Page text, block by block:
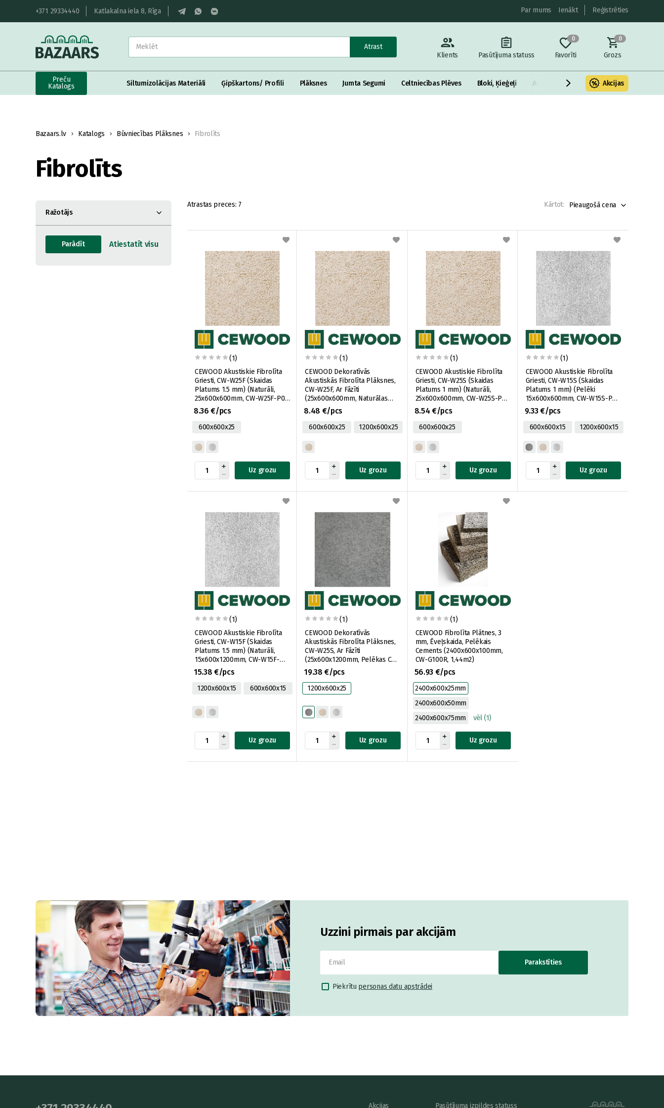
+371 29334440 Katlakalna iela 8, Rīga Par mums Ienākt Reģistrēties
Atrast
Klients
Pasūtījuma statuss
0
Favorīti
0
Grozs
Preču
Katalogs
Siltumizolācijas Materiāli Ģipškartons/ Profili Plāksnes Jumta Segumi Celtniecības Plēves Bloki, Ķieģeļi Armatūra un metāls Fasādes
Akcijas
Bazaars.lv Katalogs Būvniecības Plāksnes Fibrolīts
Fibrolīts
Ražotājs
Atrastas preces: 7 Kārtot: Pieaugošā cena
(1)
CEWOOD Akustiskie Fibrolīta
Griesti, CW-W25F (Skaidas
Platums 1.5 mm) (Naturāli,
25x600x600mm, CW-W25F-P0-
595x595-N, 0,36m2)
8.36 €/pcs
600x600x25
Uz grozu
(1)
CEWOOD Dekoratīvās
Akustiskās Fibrolīta Plāksnes,
CW-W25F, Ar Fāzīti
(25x600x600mm, Naturālas
CW-W25F-P5-600X600-N,
0,36m2)
8.48 €/pcs
600x600x25 1200x600x25
Uz grozu
(1)
CEWOOD Akustiskie Fibrolīta
Griesti, CW-W25S (Skaidas
Platums 1 mm) (Naturāli,
25x600x600mm, CW-W25S-PO-
595X595-N, 0,36m2)
8.54 €/pcs
600x600x25
Uz grozu
(1)
CEWOOD Akustiskie Fibrolīta
Griesti, CW-W15S (Skaidas
Platums 1 mm) (Pelēki
15x600x600mm, CW-W15S-P0-
595x595-GP, 0,36m2)
9.33 €/pcs
600x600x15 1200x600x15
Uz grozu
(1)
CEWOOD Akustiskie Fibrolīta
Griesti, CW-W15F (Skaidas
Platums 1.5 mm) (Naturāli,
15x600x1200mm, CW-W15F-
P0-1195x595-N, 0,72m2)
15.38 €/pcs
1200x600x15 600x600x15
Uz grozu
(1)
CEWOOD Dekoratīvās
Akustiskās Fibrolīta Plāksnes,
CW-W25S, Ar Fāzīti
(25x600x1200mm, Pelēkas CW-
W25S-P5-1200X600-GP,
0,72m2)
19.38 €/pcs
1200x600x25
Uz grozu
(1)
CEWOOD Fibrolīta Plātnes, 3
mm, Ēveļskaida, Pelēkais
Cements (2400x600x100mm,
CW-G100R, 1,44m2)
56.93 €/pcs
2400x600x25mm
2400x600x50mm
2400x600x75mm
vēl (1)
Uz grozu
Uzzini pirmais par akcijām
Parakstīties
Piekrītu personas datu apstrādei
Akcijas Pasūtījuma izpildes statuss